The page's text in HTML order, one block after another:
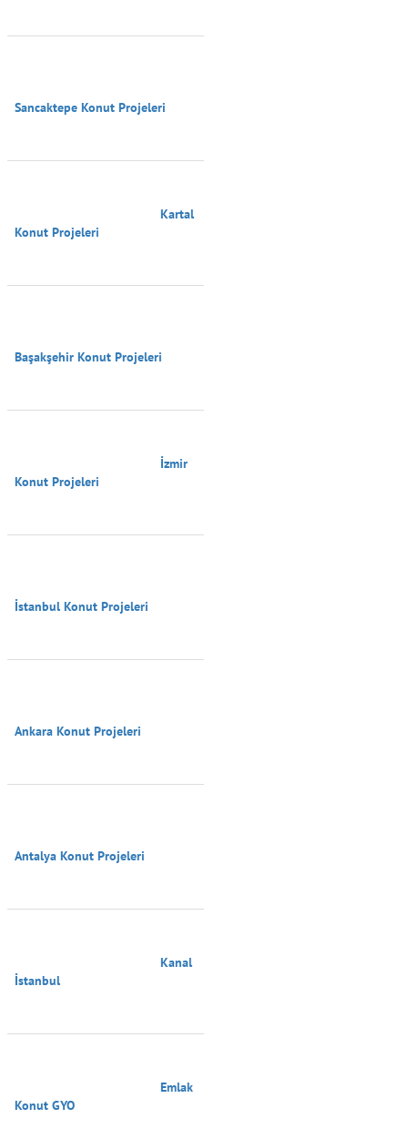
Sancaktepe Konut Projeleri
Konut Projeleri
Başakşehir Konut Projeleri
Konut Projeleri
İstanbul Konut Projeleri
Ankara Konut Projeleri
Antalya Konut Projeleri
İstanbul
Konut GYO